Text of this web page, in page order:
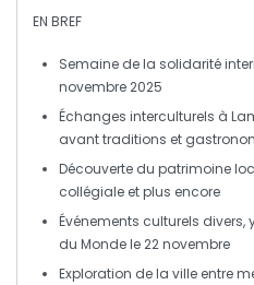
EN BREF
Semaine de la solidarité
novembre 2025
Échanges interculturels à
avanttraditions et
Découverte du patrimoine
collégiale et plus encore
Événements culturels divers,
du Mondele 22 novembre
Exploration de la ville entre